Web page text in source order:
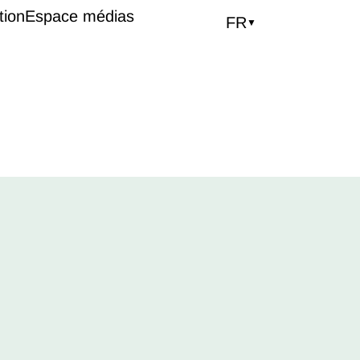
Espace médias FR ▼